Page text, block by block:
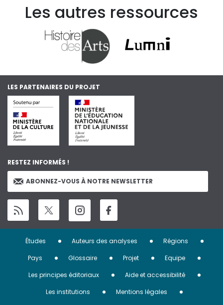
Les autres ressources
LES PARTENAIRES DU PROJET
RESTEZ INFORMÉS !
ABONNEZ-VOUS À NOTRE NEWSLETTER
Menu
Pied
page
Études Auteurs des analyses
Régions
Pays
Glossaire Projet
Equipe
Les principes éditoriaux
Aide et accessibilité
Les institutions
Mentions légales